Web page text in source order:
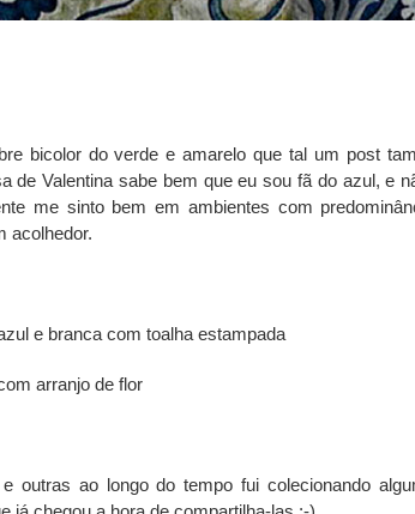
bicolor do verde e amarelo que tal um post
de Valentina sabe bem que eu sou fã do azul, e
me sinto bem em ambientes com
acolhedor.
outras ao longo do tempo fui colecionando